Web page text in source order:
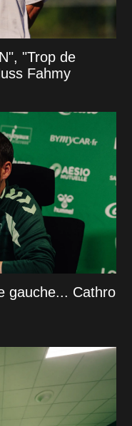
"Trop de
Fahmy
gauche... Cathro